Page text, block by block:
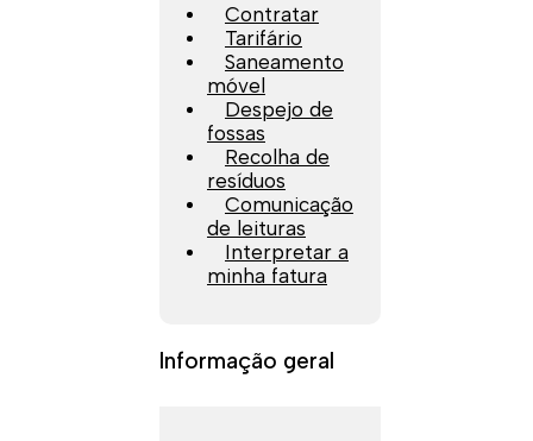
Contratar
Tarifário
Saneamento
móvel
Despejo de
fossas
Recolha de
resíduos
Comunicação
de leituras
Interpretar a
minha fatura
Informação geral